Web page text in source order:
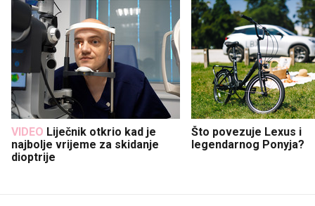
VIDEO
najbolje vrijeme za skidanje
dioptrije
Što povezuje Lexus i
legendarnog Ponyja?